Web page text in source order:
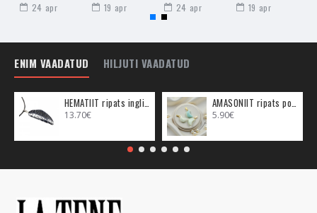
24 apr 19 apr 24 apr 19 apr
ENIM VAADATUD HILJUTI VAADATUD
13.70€ 5.90€